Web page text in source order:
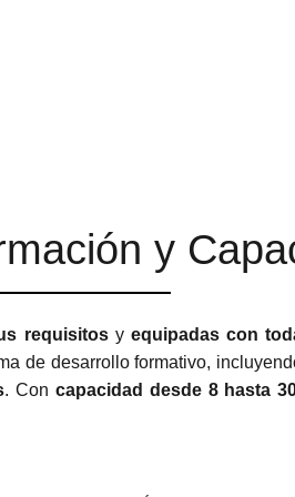
y
requisitosy equipadas con
de desarrollo formativo,
. Con capacidad desde 8 hasta